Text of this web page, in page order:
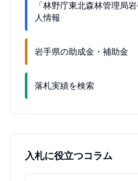
「林野庁東北森林管理局
人情報
岩手県の助成金・補助金
落札実績を検索
入札に役立つコラム